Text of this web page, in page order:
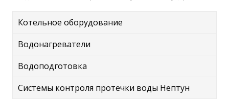
Котельное оборудование
Водонагреватели
Водоподготовка
Системы контроля протечки воды Нептун